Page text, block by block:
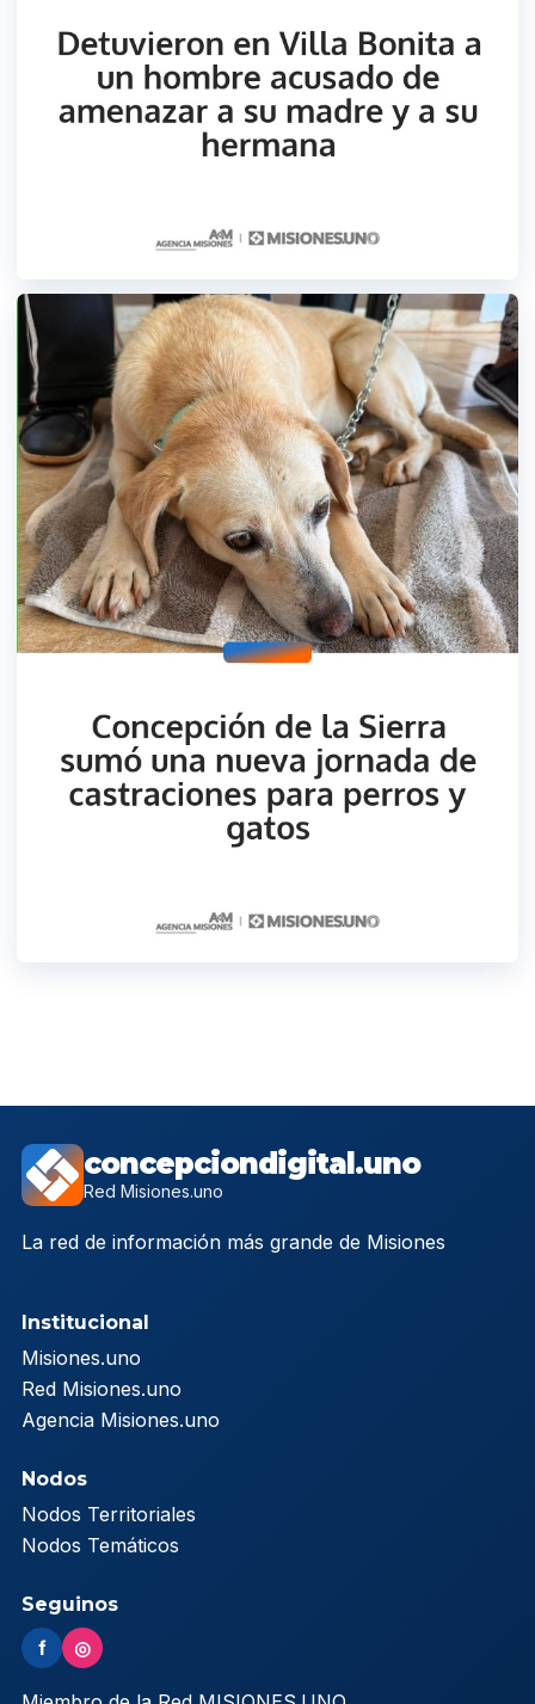
concepciondigital.uno
Red Misiones.uno
La red de información más grande de Misiones
Institucional
Misiones.uno
Red Misiones.uno
Agencia Misiones.uno
Nodos
Nodos Territoriales
Nodos Temáticos
Seguinos
f ◎